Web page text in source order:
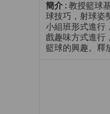
簡介 : 教授籃球
球技巧，射球姿
小組班形式進行
戲趣味方式進行
籃球的興趣。釋